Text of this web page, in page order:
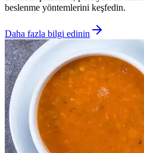
beslenme yöntemlerini keşfedin.
Daha fazla bilgi edinin